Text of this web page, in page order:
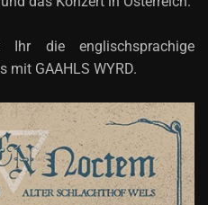
Ihr die englischsprachige
mit GAAHLS WYRD.